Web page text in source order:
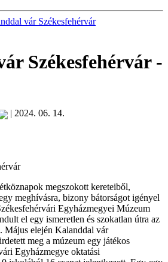
vár Székesfehérvár
Székesfehérvár-
| 2024. 06. 14.
megszokott kereteiből,
meghívásra, bizony bátorságot igényel
Egyházmegyei Múzeum
el egy ismeretlen és szokatlan útra az
Május elején Kalanddal vár
meg a múzeum egy játékos
Egyházmegye oktatási